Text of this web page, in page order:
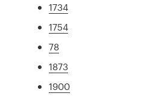
1734
1754
78
1873
1900